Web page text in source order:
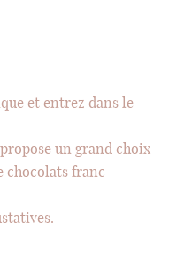
et entrez dans le
un grand choix
chocolats franc-